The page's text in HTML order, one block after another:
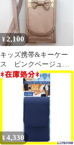
¥2,100
キッズ携帯&キーケー
ス ピンクベージュラ
ミネート
¥4,330